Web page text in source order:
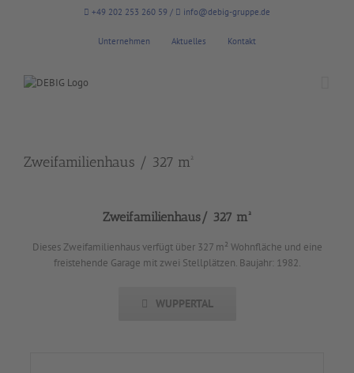
+49 202 253 260 59 / info@debig-gruppe.de
Unternehmen Aktuelles Kontakt
Zweifamilienhaus / 327 m²
Zweifamilienhaus/ 327 m²
Dieses Zweifamilienhaus verfügt über 327 m² Wohnfläche und eine
freistehende Garage mit zwei Stellplätzen. Baujahr: 1982.
WUPPERTAL